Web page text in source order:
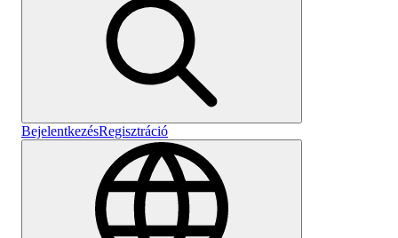
BejelentkezésRegisztráció